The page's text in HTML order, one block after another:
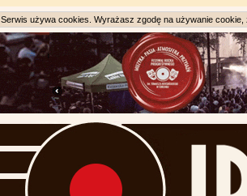
Serwis używa cookies. Wyrażasz zgodę na używanie